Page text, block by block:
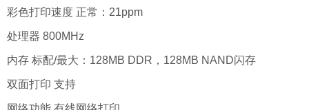
彩色打印速度 正常：21ppm
处理器 800MHz
内存 标配/最大：128MB DDR，128MB NAND闪存
双面打印 支持